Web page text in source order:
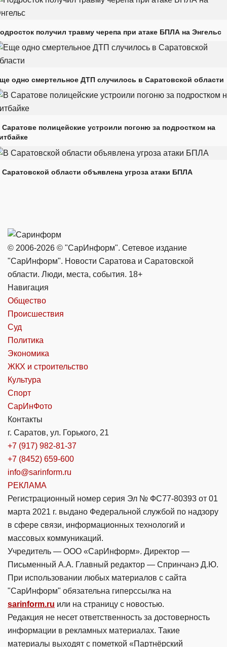
получил травму черепа при атаке БПЛА на Энгельс
одно смертельное ДТП случилось в Саратовской области
Саратове полицейские устроили погоню за подростком на
Саратовской области объявлена угроза атаки БПЛА
© 2006-2026 © "СарИнформ". Сетевое издание
"СарИнформ". Новости Саратова и Саратовской
области. Люди, места, события. 18+
Навигация
Общество
Происшествия
Суд
Политика
Экономика
ЖКХ и строительство
Культура
Спорт
СарИнФото
Контакты
г. Саратов, ул. Горького, 21
+7 (917) 982-81-37
+7 (8452) 659-600
info@sarinform.ru
РЕКЛАМА
Регистрационный номер серия Эл № ФС77-80393 от 01
марта 2021 г. выдано Федеральной службой по надзору
в сфере связи, информационных технологий и
массовых коммуникаций.
Учредитель — ООО «СарИнформ». Директор —
Письменный А.А. Главный редактор — Спринчанэ Д.Ю.
При использовании любых материалов с сайта
"СарИнформ" обязательна гиперссылка на
sarinform.ru или на страницу с новостью.
Редакция не несет ответственность за достоверность
информации в рекламных материалах. Такие
материалы выходят с пометкой «Партнёрский